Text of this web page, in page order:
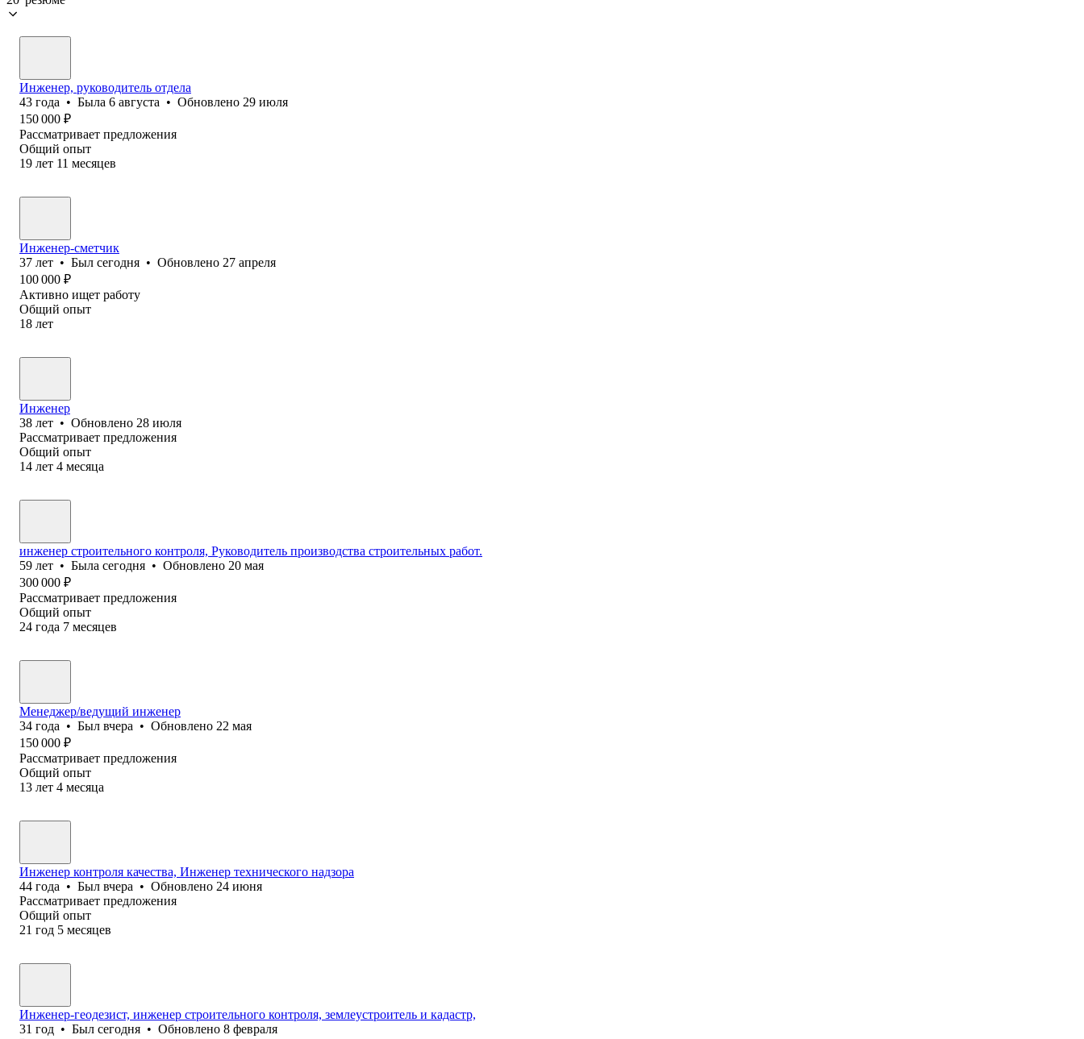
Инженер, руководитель отдела
43 года • Была 6 августа • Обновлено 29 июля
150 000 ₽
Рассматривает предложения
Общий опыт
19 лет 11 месяцев
Инженер-сметчик
37 лет • Был сегодня • Обновлено 27 апреля
100 000 ₽
Активно ищет работу
Общий опыт
18 лет
Инженер
38 лет • Обновлено 28 июля
Рассматривает предложения
Общий опыт
14 лет 4 месяца
инженер строительного контроля, Руководитель производства строительных работ.
59 лет • Была сегодня • Обновлено 20 мая
300 000 ₽
Рассматривает предложения
Общий опыт
24 года 7 месяцев
Менеджер/ведущий инженер
34 года • Был вчера • Обновлено 22 мая
150 000 ₽
Рассматривает предложения
Общий опыт
13 лет 4 месяца
Инженер контроля качества, Инженер технического надзора
44 года • Был вчера • Обновлено 24 июня
Рассматривает предложения
Общий опыт
21 год 5 месяцев
Инженер-геодезист, инженер строительного контроля, землеустроитель и кадастр,
31 год • Был сегодня • Обновлено 8 февраля